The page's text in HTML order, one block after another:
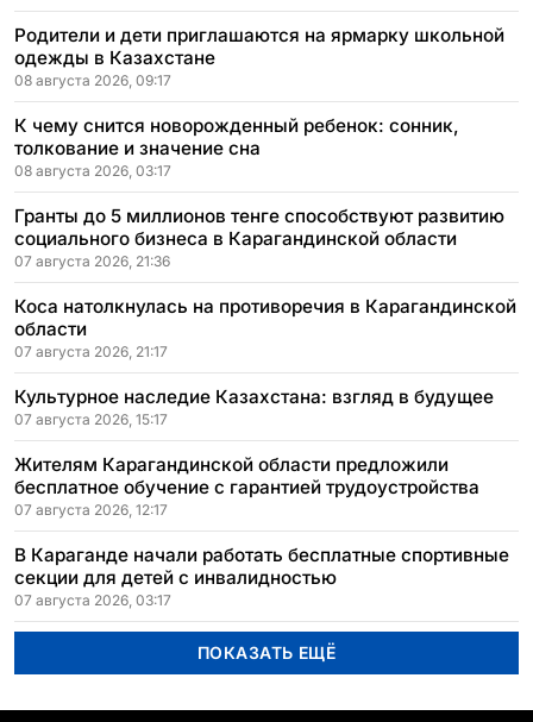
Родители и дети приглашаются на ярмарку школьной
одежды в Казахстане
08 августа 2026, 09:17
К чему снится новорожденный ребенок: сонник,
толкование и значение сна
08 августа 2026, 03:17
Гранты до 5 миллионов тенге способствуют развитию
социального бизнеса в Карагандинской области
07 августа 2026, 21:36
Коса натолкнулась на противоречия в Карагандинской
области
07 августа 2026, 21:17
Культурное наследие Казахстана: взгляд в будущее
07 августа 2026, 15:17
Жителям Карагандинской области предложили
бесплатное обучение с гарантией трудоустройства
07 августа 2026, 12:17
В Караганде начали работать бесплатные спортивные
секции для детей с инвалидностью
07 августа 2026, 03:17
ПОКАЗАТЬ ЕЩЁ